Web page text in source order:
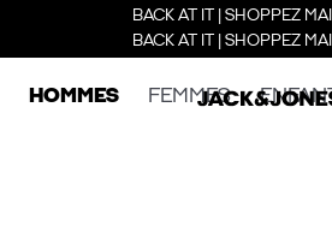
BACK AT IT | SHOPPEZ
BACK AT IT | SHOPPEZ
HOMMES FEMMES